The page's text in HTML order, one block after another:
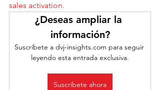
sales activation.
¿Deseas ampliar la
información?
Suscríbete a dvj-insights.com para seguir
leyendo esta entrada exclusiva.
Suscríbete ahora